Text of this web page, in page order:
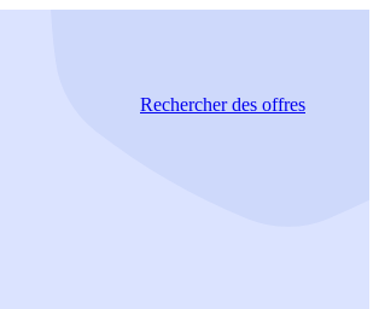
Rechercherdes offres